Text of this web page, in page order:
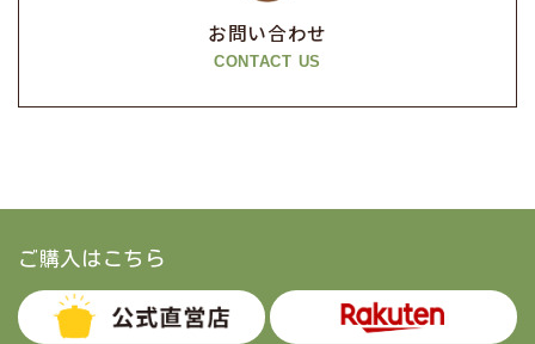
お問い合わせ
CONTACT US
ご購入はこちら